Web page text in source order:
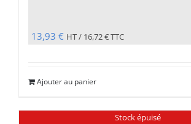
13,93 € HT / 16,72€TTC
Ajouter au panier
Stock épuisé